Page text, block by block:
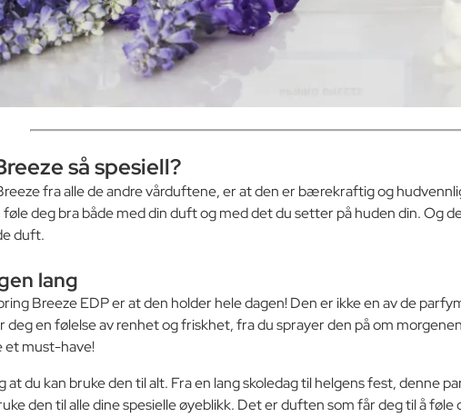
så spesiell?
fra alle de andre vårduftene, er at den er bærekraftig og
deg bra både med din duft og med det du setter på huden din. Og
duft.
lang
Breeze EDP er at den holder hele dagen! Den er ikke en av de
en følelse av renhet og friskhet, fra du sprayer den på om
et must-have!
at du kan bruke den til alt. Fra en lang skoledag til helgens fest, denne
den til alle dine spesielle øyeblikk. Det er duften som får deg til å